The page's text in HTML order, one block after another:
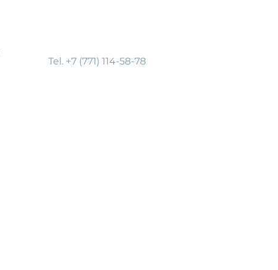
Tel. +7 (771) 114-58-78